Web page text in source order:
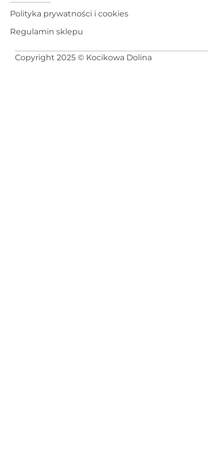
Polityka prywatności i cookies
Regulamin sklepu
Copyright 2025 © Kocikowa Dolina